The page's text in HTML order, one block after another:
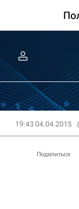
19:43 04.04.2015
Поделиться